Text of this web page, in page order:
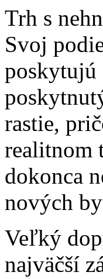
Trh s
Svoj
poskytujú
rastie,
realitnom
dokonca
nových
Veľký
najväčší